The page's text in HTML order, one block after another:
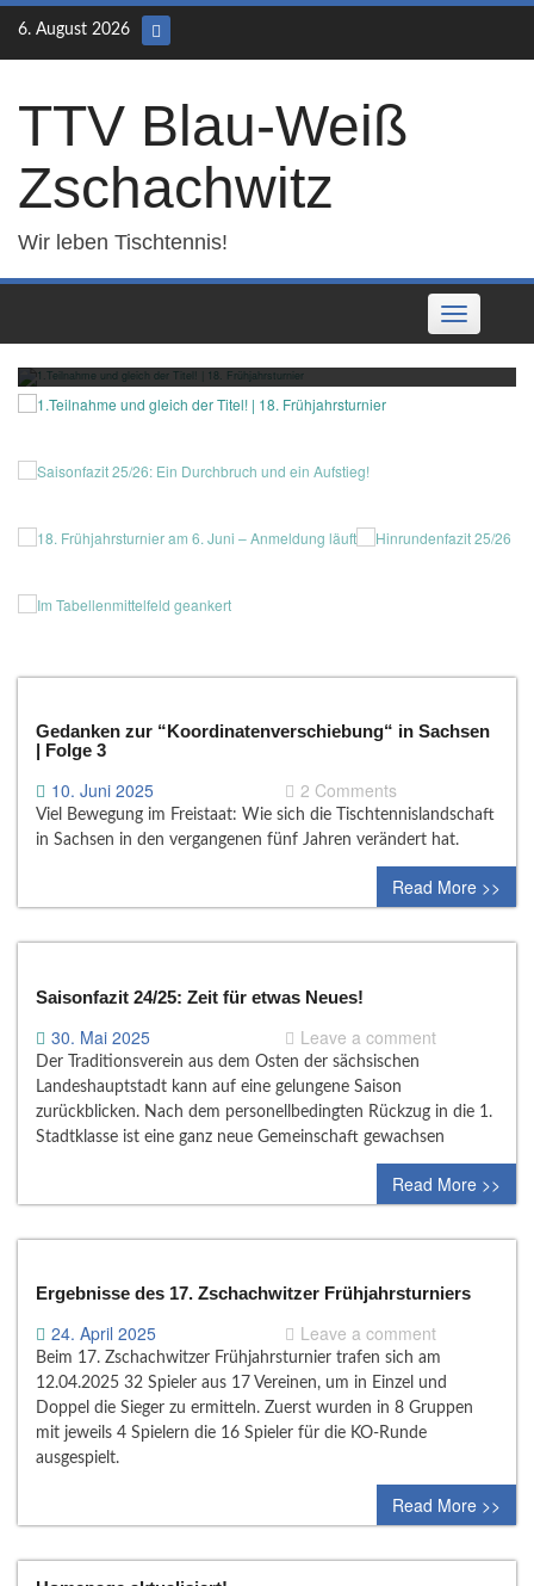
Skip
content
6. August 2026
TTV Blau-Weiß
Zschachwitz
Wir leben Tischtennis!
Toggle
navigation
Frühjahrsturnier
Gedanken zur “Koordinatenverschiebung“ in Sachsen
| Folge 3
10. Juni 2025 2 Comments
Viel Bewegung im Freistaat: Wie sich die Tischtennislandschaft
in Sachsen in den vergangenen fünf Jahren verändert hat.
Read More >>
Saisonfazit 24/25: Zeit für etwas Neues!
30. Mai 2025 Leave a comment
Der Traditionsverein aus dem Osten der sächsischen
Landeshauptstadt kann auf eine gelungene Saison
zurückblicken. Nach dem personellbedingten Rückzug in die 1.
Stadtklasse ist eine ganz neue Gemeinschaft gewachsen
Read More >>
Ergebnisse des 17. Zschachwitzer Frühjahrsturniers
24. April 2025 Leave a comment
Beim 17. Zschachwitzer Frühjahrsturnier trafen sich am
12.04.2025 32 Spieler aus 17 Vereinen, um in Einzel und
Doppel die Sieger zu ermitteln. Zuerst wurden in 8 Gruppen
mit jeweils 4 Spielern die 16 Spieler für die KO-Runde
ausgespielt.
Read More >>